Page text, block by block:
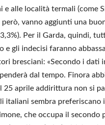
e alle località termali (come
però, vanno aggiunti una
Per il Garda, quindi,
e gli indecisi faranno
bresciani: «Secondo i dati
dal tempo. Finora
aprile addirittura non si
italiani sembra preferiscano
che occupa il